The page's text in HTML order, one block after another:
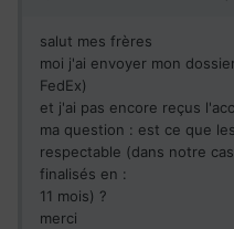
salut mes frères
moi j'ai envoyer mon
FedEx)
et j'ai pas encore reçus
ma question : est ce que
respectable (dans notre
finalisés en :
11 mois) ?
merci